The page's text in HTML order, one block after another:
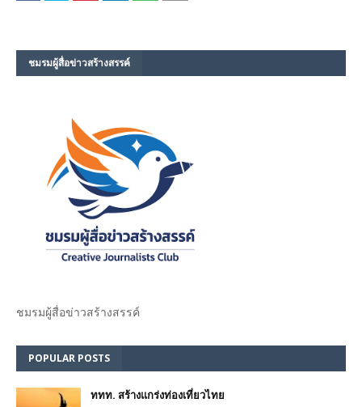
ชมรม​ผู้สื่อข่าวสร้างสรรค์​
ชมรม​ผู้สื่อข่าวสร้างสรรค์​
POPULAR POSTS
ททท. สร้างแกร่งท่องเที่ยวไทย